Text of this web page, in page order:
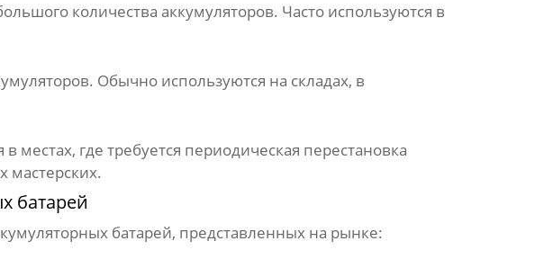
количества аккумуляторов. Часто используются в
Обычно используются на складах, в
где требуется периодическая перестановка
мастерских.
батарей
батарей, представленных на рынке: